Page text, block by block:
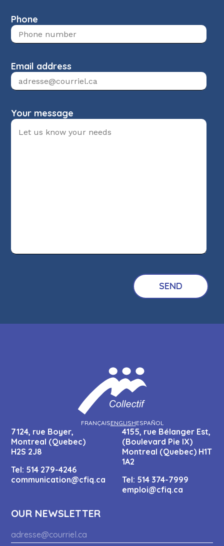
Phone
Email address
Your message
FRANÇAISENGLISHESPAÑOL
7124, rue Boyer,
Montreal (Quebec)
H2S 2J8
Tel: 514 279-4246
communication@cfiq.ca
4155, rue Bélanger Est,
(Boulevard Pie IX)
Montreal (Quebec) H1T
1A2
Tel: 514 374-7999
emploi@cfiq.ca
OUR NEWSLETTER